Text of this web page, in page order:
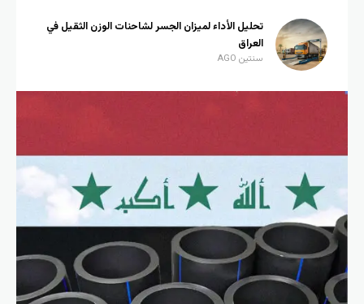
تحليل الأداء لميزان الجسر لشاحنات الوزن الثقيل في
العراق
سنتين AGO